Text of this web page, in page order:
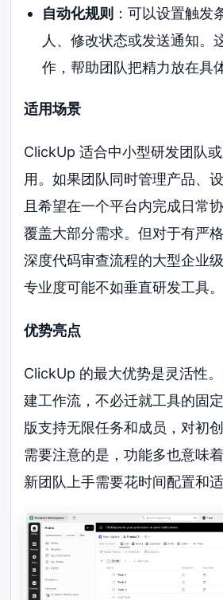
自动化规则 ：可以设置触发
人、修改状态或发送通知。
作，帮助团队把精力放在具
适用场景
ClickUp 适合中小型研发团队
用。如果团队同时管理产品、
且希望在一个平台内完成日常
覆盖大部分需求。但对于有严
深度代码审查流程的大型企业
专业度可能不如垂直研发工具。
优势亮点
ClickUp 的最大优势是灵活性
建工作流，不必迁就工具的固
版支持无限任务和成员，对初
需要注意的是，功能多也意味
新团队上手需要花时间配置和适